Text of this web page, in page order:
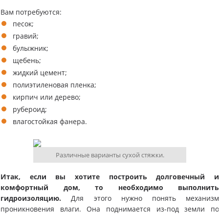
Вам потребуются:
песок;
гравий;
булыжник;
щебень;
жидкий цемент;
полиэтиленовая пленка;
кирпич или дерево;
рубероид;
влагостойкая фанера.
Различные варианты сухой стяжки.
Итак, если вы хотите построить долговечный и
комфортный дом, то необходимо выполнить
гидроизоляцию. Для этого нужно понять механизм
проникновения влаги. Она поднимается из-под земли по